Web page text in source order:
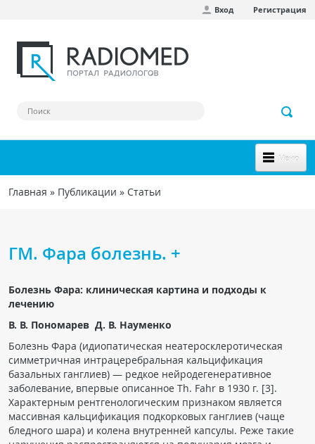
Вход Регистрация
Меню
НОВОЕ НА САЙТЕ
Форум
Наш сборник ссылок
Чат RADIOMED
ОБРАЗОВАНИЕ
Интерактивные задания
Презентации
Вы здесь
Главная » Публикации » Статьи
ГМ. Фара болезнь. +
Болезнь Фара: клиническая картина и подходы к
лечению
В. В. Пономарев Д. В. Науменко
Болезнь Фара (идиопатическая неатеросклеротическая
симметричная интрацеребральная кальцификация
базальных ганглиев) — редкое нейродегенеративное
заболевание, впервые описанное Th. Fahr в 1930 г. [3].
Характерным рентгенологическим признаком является
массивная кальцификация подкорковых ганглиев (чаще
бледного шара) и колена внутренней капсулы. Реже такие